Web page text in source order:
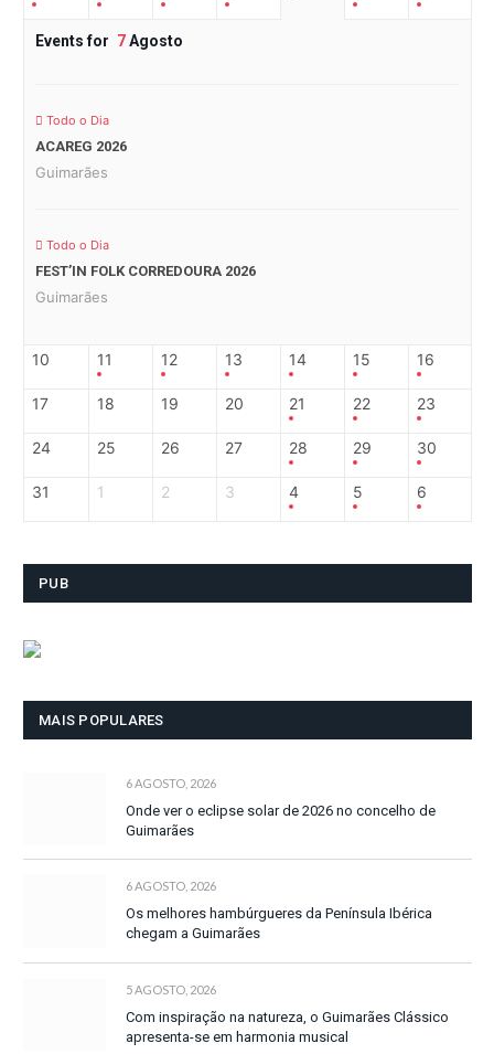
Events for 7Agosto
Todo o Dia
ACAREG 2026
Guimarães
Todo o Dia
FEST’IN FOLK CORREDOURA 2026
Guimarães
10 11 12 13 14 15 16
17 18 19 20 21 22 23
24 25 26 27 28 29 30
31 1 2 3 4 5 6
PUB
MAIS POPULARES
6 AGOSTO, 2026
Onde ver o eclipse solar de 2026 no concelho de
Guimarães
6 AGOSTO, 2026
Os melhores hambúrgueres da Península Ibérica
chegam a Guimarães
5 AGOSTO, 2026
Com inspiração na natureza, o Guimarães Clássico
apresenta-se em harmonia musical